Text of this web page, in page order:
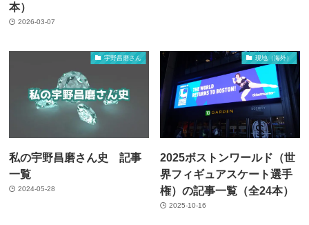
本）
2026-03-07
宇野昌磨さん
私の宇野昌磨さん史 記事
一覧
2024-05-28
現地（海外）
2025ボストンワールド（世
界フィギュアスケート選手
権）の記事一覧（全24本）
2025-10-16